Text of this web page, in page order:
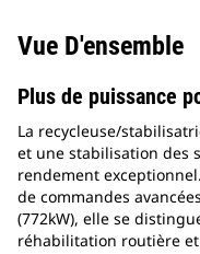
Vue D'ensemble
Plus de puissance
La recycleuse/
et une stabilisation des
rendement
de commandes
(772kW), elle se
réhabilitation routière